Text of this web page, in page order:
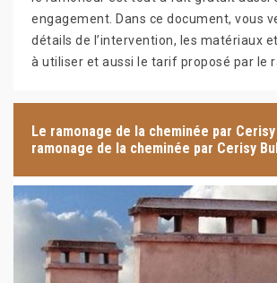
engagement. Dans ce document, vous
détails de l’intervention, les matériaux
à utiliser et aussi le tarif proposé par le
Le ramonage de la cheminée par
ramonage de la cheminée par Cerisy